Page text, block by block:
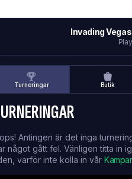
Invading
Turneringar Butik
Antingen är det inga
något gått fel. Vänligen titta in
varför inte kolla in vår